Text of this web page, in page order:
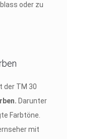
oder zu
der TM 30
Darunter
Farbtöne.
mit